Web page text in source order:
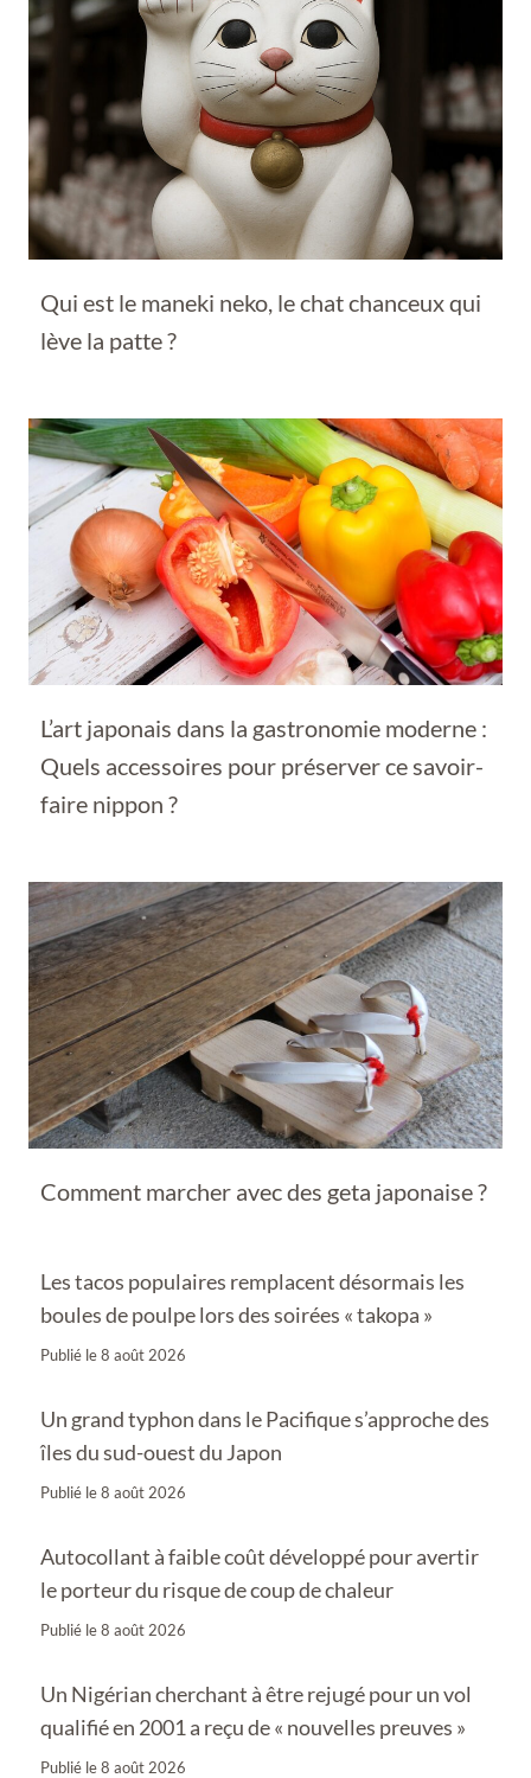
Qui est le maneki neko, le chat chanceux qui
lève la patte ?
L’art japonais dans la gastronomie moderne :
Quels accessoires pour préserver ce savoir-
faire nippon ?
Comment marcher avec des geta japonaise ?
Les tacos populaires remplacent désormais les
boules de poulpe lors des soirées « takopa »
Publié le8 août 2026
Un grand typhon dans le Pacifique s’approche des
îles du sud-ouest du Japon
Publié le8 août 2026
Autocollant à faible coût développé pour avertir
le porteur du risque de coup de chaleur
Publié le8 août 2026
Un Nigérian cherchant à être rejugé pour un vol
qualifié en 2001 a reçu de « nouvelles preuves »
Publié le8 août 2026